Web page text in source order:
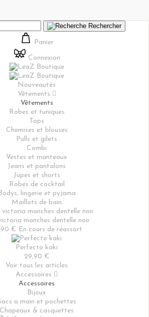
Rechercher
Panier
Connexion
Nouveautés
Vêtements 
Vêtements
Robes et tuniques
Tops
Chemises et blouses
Pulls et gilets
Combi
Vestes et manteaux
Jeans et pantalons
Jupes et shorts
Robes de cocktail
lingerie et pyjama
Maillots de bain
manches dentelle noir
€ En cours de réassort
Perfecto kaki
29,90 €
Voir tous les articles
Accessoires 
Accessoires
Bijoux
a main et pochettes
Chapeaux & casquettes